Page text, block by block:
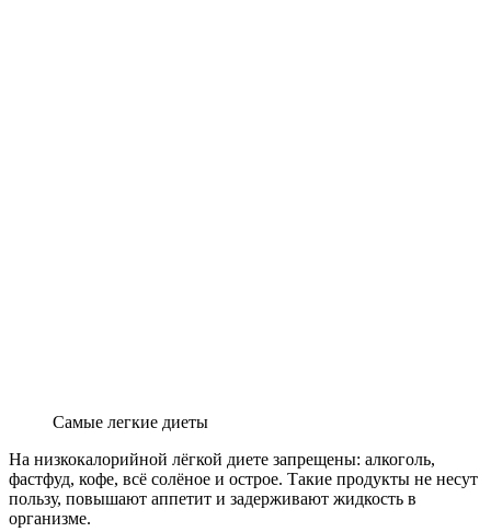
Самые легкие диеты
На низкокалорийной лёгкой диете запрещены: алкоголь,
фастфуд, кофе, всё солёное и острое. Такие продукты не несут
пользу, повышают аппетит и задерживают жидкость в
организме.